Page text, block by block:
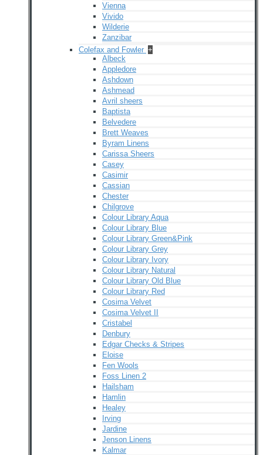
Vienna
Vivido
Wilderie
Zanzibar
Colefax and Fowler +
Albeck
Appledore
Ashdown
Ashmead
Avril sheers
Baptista
Belvedere
Brett Weaves
Byram Linens
Carissa Sheers
Casey
Casimir
Cassian
Chester
Chilgrove
Colour Library Aqua
Colour Library Blue
Colour Library Green&Pink
Colour Library Grey
Colour Library Ivory
Colour Library Natural
Colour Library Old Blue
Colour Library Red
Cosima Velvet
Cosima Velvet II
Cristabel
Denbury
Edgar Checks & Stripes
Eloise
Fen Wools
Foss Linen 2
Hailsham
Hamlin
Healey
Irving
Jardine
Jenson Linens
Kalmar